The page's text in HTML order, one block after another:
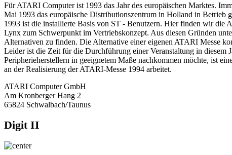
Für ATARI Computer ist 1993 das Jahr des europäischen Marktes.
Mai 1993 das europäische Distributionszentrum in Holland in
1993 ist die installierte Basis von ST - Benutzern. Hier finden wir die
Lynx zum Schwerpunkt im Vertriebskonzept. Aus diesen Gründen
Alternativen zu finden. Die Alternative einer eigenen ATARI Messe
Leider ist die Zeit für die Durchführung einer Veranstaltung in diesem
Peripherieherstellern in geeignetem Maße nachkommen möchte, ist
an der Realisierung der ATARI-Messe 1994 arbeitet.
ATARI Computer GmbH
Am Kronberger Hang 2
65824 Schwalbach/Taunus
Digit II